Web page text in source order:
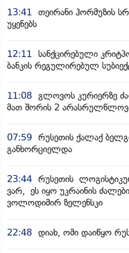
13:41
თეირანი ჰორმუზის
უყენებს
12:11
სანქცირებული
ბანკის რეგულირებულ
11:08 გლოვოს კურიერზე
მათ შორის 2
07:59 რუსეთის ქალაქ
განხორციელდა
23:44 რუსეთის
ვარ, ეს იყო უკრაინის
ვოლოდიმირ ზელენსკი
22:48 დიახ, ომი დაიწყო